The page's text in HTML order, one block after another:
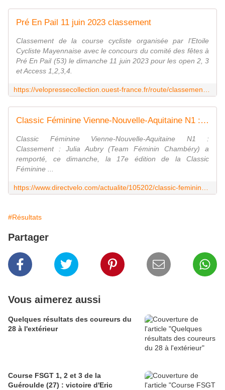
Pré En Pail 11 juin 2023 classement
Classement de la course cycliste organisée par l'Etoile
Cycliste Mayennaise avec le concours du comité des fêtes à
Pré En Pail (53) le dimanche 11 juin 2023 pour les open 2, 3
et Access 1,2,3,4.
Classic Féminine Vienne-Nouvelle-Aquitaine N1 : Classement - Actualité - DirectVelo
Classic Féminine Vienne-Nouvelle-Aquitaine N1 :
Classement : Julia Aubry (Team Féminin Chambéry) a
remporté, ce dimanche, la 17e édition de la Classic
Féminine ...
#Résultats
Partager
Vous aimerez aussi
Quelques résultats des coureurs du
28 à l'extérieur
Course FSGT 1, 2 et 3 de la
Guéroulde (27) : victoire d'Eric